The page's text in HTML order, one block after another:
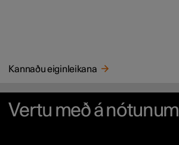
Kannaðu eiginleikana
Vertu með á nótunum